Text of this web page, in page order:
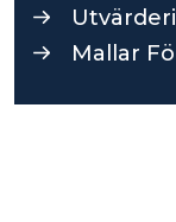
Mallar